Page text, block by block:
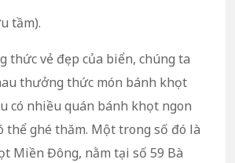
tầm).
thức vẻ đẹp của biển, chúng ta
thưởng thức món bánh khọt
có nhiều quán bánh khọt ngon
thể ghé thăm. Một trong số đó là
Miền Đông, nằm tại số 59 Bà